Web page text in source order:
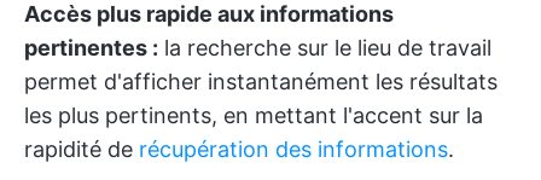
Accès plus rapide aux informations
pertinentes : la recherche sur le lieu de travail
permet d'afficher instantanément les résultats
les plus pertinents, en mettant l'accent sur la
rapidité de récupération des informations.